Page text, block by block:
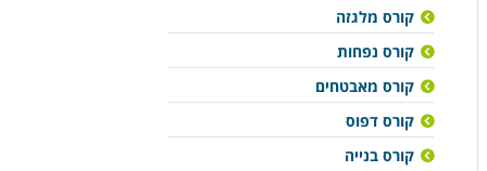
קורס מלגזה
קורס נפחות
קורס מאבטחים
קורס דפוס
קורס בנייה